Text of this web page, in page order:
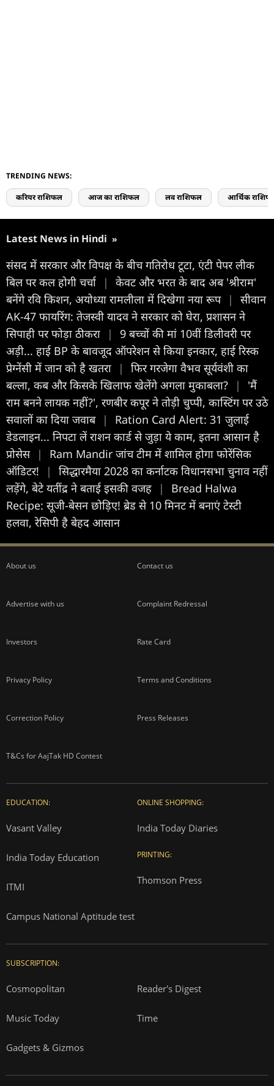
TRENDING NEWS:
करियर राशिफल आज का राशिफल लव राशिफल आर्थिक
Latest News in Hindi »
संसद में सरकार और विपक्ष के बीच गतिरोध टूटा, एंटी पेपर लीक
बिल पर कल होगी चर्चा
|
केवट और भरत के बाद अब 'श्रीराम'
बनेंगे रवि किशन, अयोध्या रामलीला में दिखेगा नया रूप |
सीवान
AK-47 फायरिंग: तेजस्वी यादव ने सरकार को घेरा, प्रशासन ने
सिपाही पर फोड़ा ठीकरा
|
9 बच्चों की मां 10वीं डिलीवरी पर
अड़ी... हाई BP के बावजूद ऑपरेशन से किया इनकार, हाई रिस्क
प्रेग्नेंसी में जान को है खतरा
|
फिर गरजेगा वैभव सूर्यवंशी का
बल्ला, कब और किसके खिलाफ खेलेंगे अगला मुकाबला?
|
'मैं
राम बनने लायक नहीं?', रणबीर कपूर ने तोड़ी चुप्पी, कास्टिंग पर उठे
सवालों का दिया जवाब |
Ration Card Alert: 31 जुलाई
डेडलाइन... निपटा लें राशन कार्ड से जुड़ा ये काम, इतना आसान है
प्रोसेस |
Ram Mandir जांच टीम में शामिल होगा फोरेंसिक
ऑडिटर!
|
सिद्धारमैया 2028 का कर्नाटक विधानसभा चुनाव नहीं
लड़ेंगे, बेटे यतींद्र ने बताई इसकी वजह
|
Bread Halwa
Recipe: सूजी-बेसन छोड़िए! ब्रेड से 10 मिनट में बनाएं टेस्टी
हलवा, रेसिपी है बेहद आसान
About us Contact us
Advertise with us Complaint Redressal
Investors Rate Card
Privacy Policy Terms and Conditions
Correction Policy Press Releases
T&Cs for AajTak HD Contest
EDUCATION:
Vasant Valley
India Today Education
ITMI
Campus National Aptitude test
ONLINE SHOPPING:
India Today Diaries
PRINTING:
Thomson Press
SUBSCRIPTION:
Cosmopolitan Reader's Digest
Music Today Time
Gadgets & Gizmos